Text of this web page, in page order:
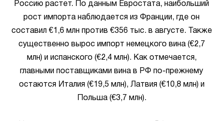
Россию растет. По данным Евростата, наибольший
рост импорта наблюдается из Франции, где он
составил €1,6 млн против €356 тыс. в августе. Также
существенно вырос импорт немецкого вина (€2,7
млн) и испанского (€2,4 млн). Как отмечается,
главными поставщиками вина в РФ по-прежнему
остаются Италия (€19,5 млн), Латвия (€10,8 млн) и
Польша (€3,7 млн).